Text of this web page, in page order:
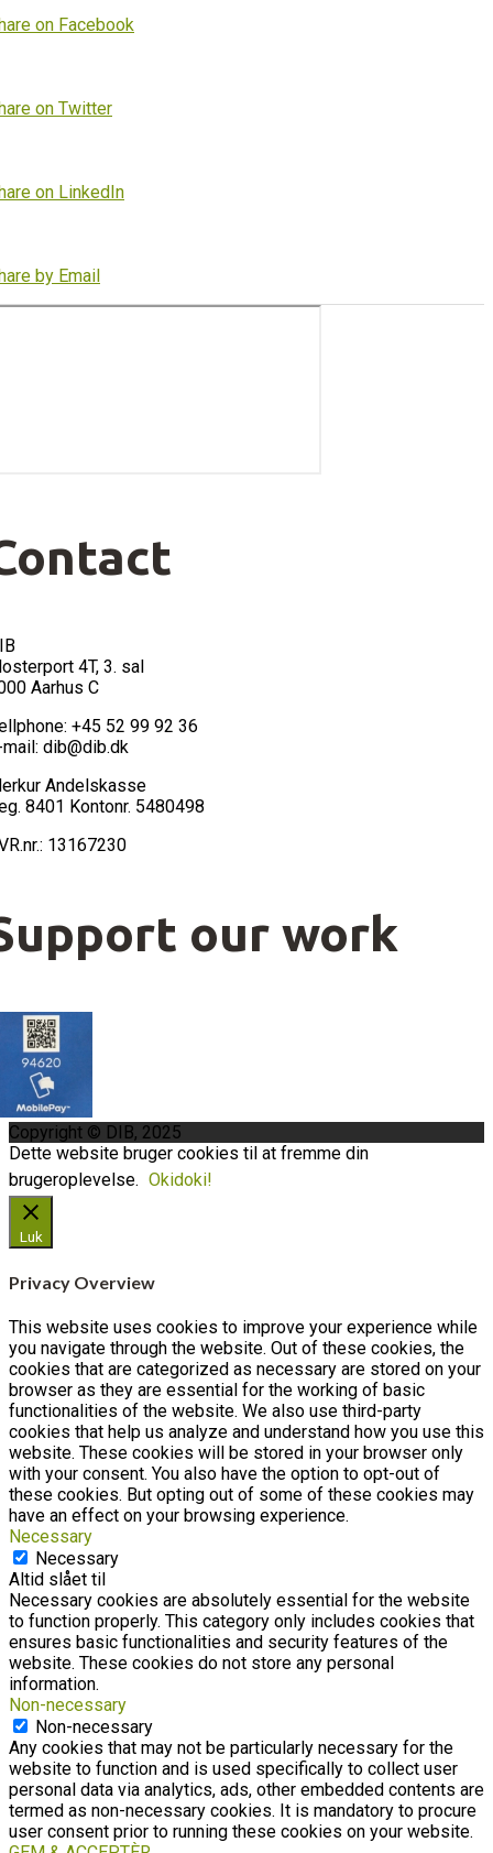
on Facebook
on Twitter
on LinkedIn
by Email
4T, 3. sal
Aarhus C
+45 52 99 92 36
mail: dib@dib.dk
Andelskasse
8401 Kontonr. 5480498
13167230
our work
Copyright © DIB, 2025
Dette website bruger cookies til at fremme din
brugeroplevelse. Okidoki!
Luk
Privacy Overview
This website uses cookies to improve your experience while
you navigate through the website. Out of these cookies, the
cookies that are categorized as necessary are stored on your
browser as they are essential for the working of basic
functionalities of the website. We also use third-party
cookies that help us analyze and understand how you use this
website. These cookies will be stored in your browser only
with your consent. You also have the option to opt-out of
these cookies. But opting out of some of these cookies may
have an effect on your browsing experience.
Necessary
Necessary
Altid slået til
Necessary cookies are absolutely essential for the website
to function properly. This category only includes cookies that
ensures basic functionalities and security features of the
website. These cookies do not store any personal
information.
Non-necessary
Non-necessary
Any cookies that may not be particularly necessary for the
website to function and is used specifically to collect user
personal data via analytics, ads, other embedded contents are
termed as non-necessary cookies. It is mandatory to procure
user consent prior to running these cookies on your website.